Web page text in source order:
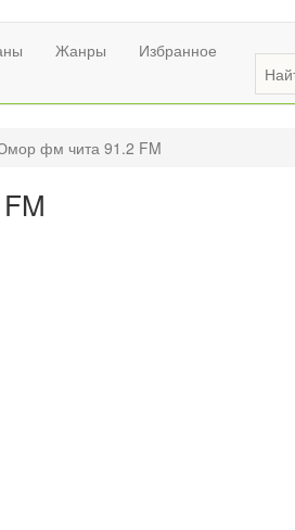
Жанры Избранное
фм чита 91.2 FM